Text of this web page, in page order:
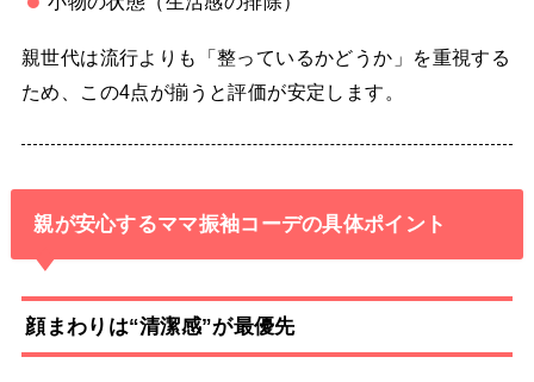
親世代は流行よりも「整っているかどうか」を重視する
ため、この4点が揃うと評価が安定します。
親が安心するママ振袖コーデの具体ポイント
顔まわりは“清潔感”が最優先